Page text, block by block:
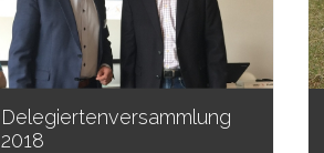
Delegiertenversammlung
2018